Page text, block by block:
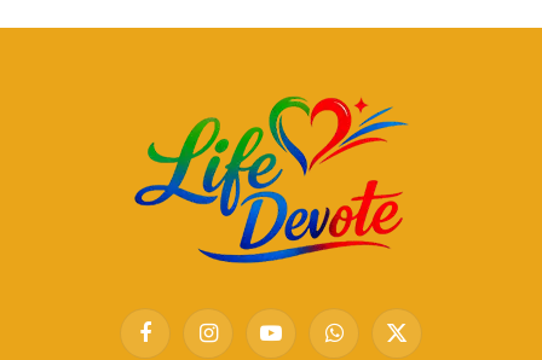
FacebookInstagramYouTubeWhatsApp
X